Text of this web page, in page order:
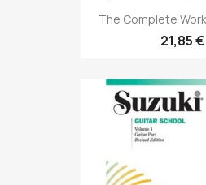
The Complete
21,85 €